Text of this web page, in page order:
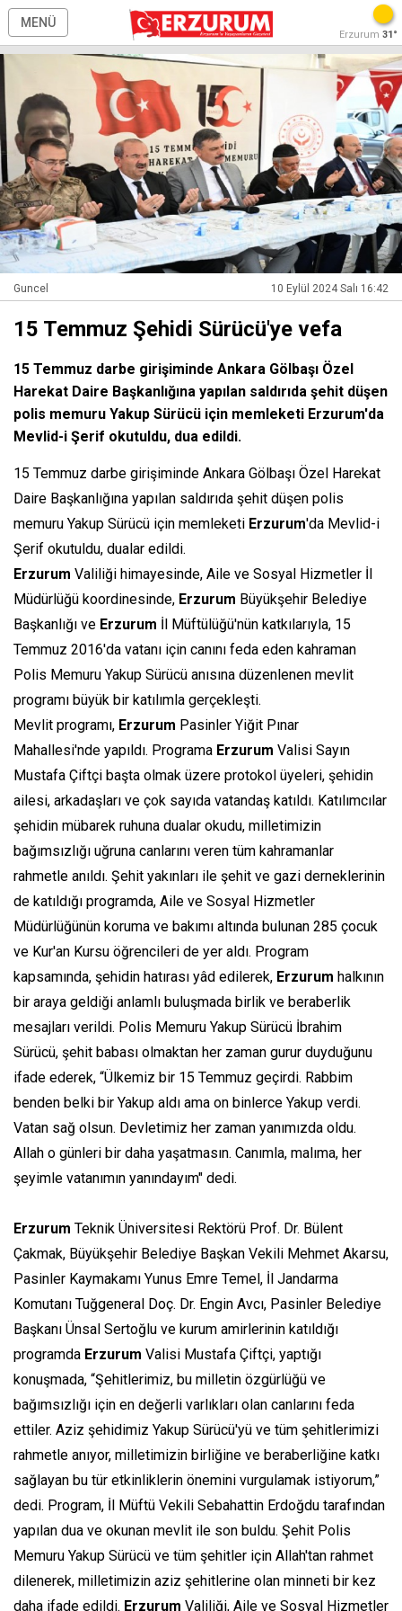
MENÜ
Erzurum 31°
Guncel 10 Eylül 2024 Salı 16:42
15 Temmuz Şehidi Sürücü'ye vefa
15 Temmuz darbe girişiminde Ankara Gölbaşı Özel
Harekat Daire Başkanlığına yapılan saldırıda şehit düşen
polis memuru Yakup Sürücü için memleketi Erzurum'da
Mevlid-i Şerif okutuldu, dua edildi.
15 Temmuz darbe girişiminde Ankara Gölbaşı Özel Harekat
Daire Başkanlığına yapılan saldırıda şehit düşen polis
memuru Yakup Sürücü için memleketi Erzurum'da Mevlid-i
Şerif okutuldu, dualar edildi.
Erzurum Valiliği himayesinde, Aile ve Sosyal Hizmetler İl
Müdürlüğü koordinesinde, Erzurum Büyükşehir Belediye
Başkanlığı ve Erzurum İl Müftülüğü'nün katkılarıyla, 15
Temmuz 2016'da vatanı için canını feda eden kahraman
Polis Memuru Yakup Sürücü anısına düzenlenen mevlit
programı büyük bir katılımla gerçekleşti.
Mevlit programı, Erzurum Pasinler Yiğit Pınar
Mahallesi'nde yapıldı. Programa Erzurum Valisi Sayın
Mustafa Çiftçi başta olmak üzere protokol üyeleri, şehidin
ailesi, arkadaşları ve çok sayıda vatandaş katıldı. Katılımcılar
şehidin mübarek ruhuna dualar okudu, milletimizin
bağımsızlığı uğruna canlarını veren tüm kahramanlar
rahmetle anıldı. Şehit yakınları ile şehit ve gazi derneklerinin
de katıldığı programda, Aile ve Sosyal Hizmetler
Müdürlüğünün koruma ve bakımı altında bulunan 285 çocuk
ve Kur'an Kursu öğrencileri de yer aldı. Program
kapsamında, şehidin hatırası yâd edilerek, Erzurum halkının
bir araya geldiği anlamlı buluşmada birlik ve beraberlik
mesajları verildi. Polis Memuru Yakup Sürücü İbrahim
Sürücü, şehit babası olmaktan her zaman gurur duyduğunu
ifade ederek, “Ülkemiz bir 15 Temmuz geçirdi. Rabbim
benden belki bir Yakup aldı ama on binlerce Yakup verdi.
Vatan sağ olsun. Devletimiz her zaman yanımızda oldu.
Allah o günleri bir daha yaşatmasın. Canımla, malıma, her
şeyimle vatanımın yanındayım" dedi.
Erzurum Teknik Üniversitesi Rektörü Prof. Dr. Bülent
Çakmak, Büyükşehir Belediye Başkan Vekili Mehmet Akarsu,
Pasinler Kaymakamı Yunus Emre Temel, İl Jandarma
Komutanı Tuğgeneral Doç. Dr. Engin Avcı, Pasinler Belediye
Başkanı Ünsal Sertoğlu ve kurum amirlerinin katıldığı
programda Erzurum Valisi Mustafa Çiftçi, yaptığı
konuşmada, “Şehitlerimiz, bu milletin özgürlüğü ve
bağımsızlığı için en değerli varlıkları olan canlarını feda
ettiler. Aziz şehidimiz Yakup Sürücü'yü ve tüm şehitlerimizi
rahmetle anıyor, milletimizin birliğine ve beraberliğine katkı
sağlayan bu tür etkinliklerin önemini vurgulamak istiyorum,”
dedi. Program, İl Müftü Vekili Sebahattin Erdoğdu tarafından
yapılan dua ve okunan mevlit ile son buldu. Şehit Polis
Memuru Yakup Sürücü ve tüm şehitler için Allah'tan rahmet
dilenerek, milletimizin aziz şehitlerine olan minneti bir kez
daha ifade edildi. Erzurum Valiliği, Aile ve Sosyal Hizmetler